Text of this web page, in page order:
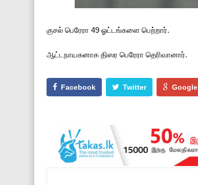
குசல் பெரேரா 49 ஓட்டங்களை பெற்றார்.
ஆட்டநாயகனாக திஸர பெரேரா தெரிவானார்.
Facebook Twitter Google